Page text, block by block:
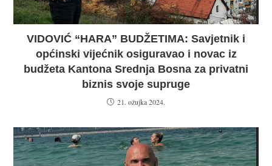
VIDOVIĆ “HARA” BUDŽETIMA: Savjetnik i
općinski vijećnik osiguravao i novac iz
budžeta Kantona Srednja Bosna za privatni
biznis svoje supruge
21. ožujka 2024.